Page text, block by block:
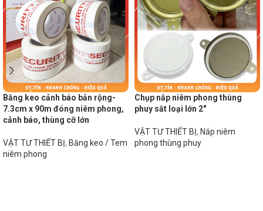
Băng keo cảnh báo bản rộng-
7.3cm x 90m đóng niêm phong,
cảnh báo, thùng cỡ lớn
VẬT TƯ THIẾT BỊ, Băng keo / Tem
niêm phong
Chụp nắp niêm phong thùng
phuy sắt loại lớn 2″
VẬT TƯ THIẾT BỊ, Nắp niêm
phong thùng phuy